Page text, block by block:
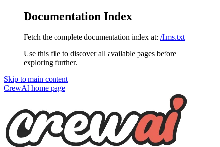
Documentation Index
Fetch the complete documentation index at: /llms.txt
Use this file to discover all available pages before
exploring further.
Skip to main content
CrewAI home page